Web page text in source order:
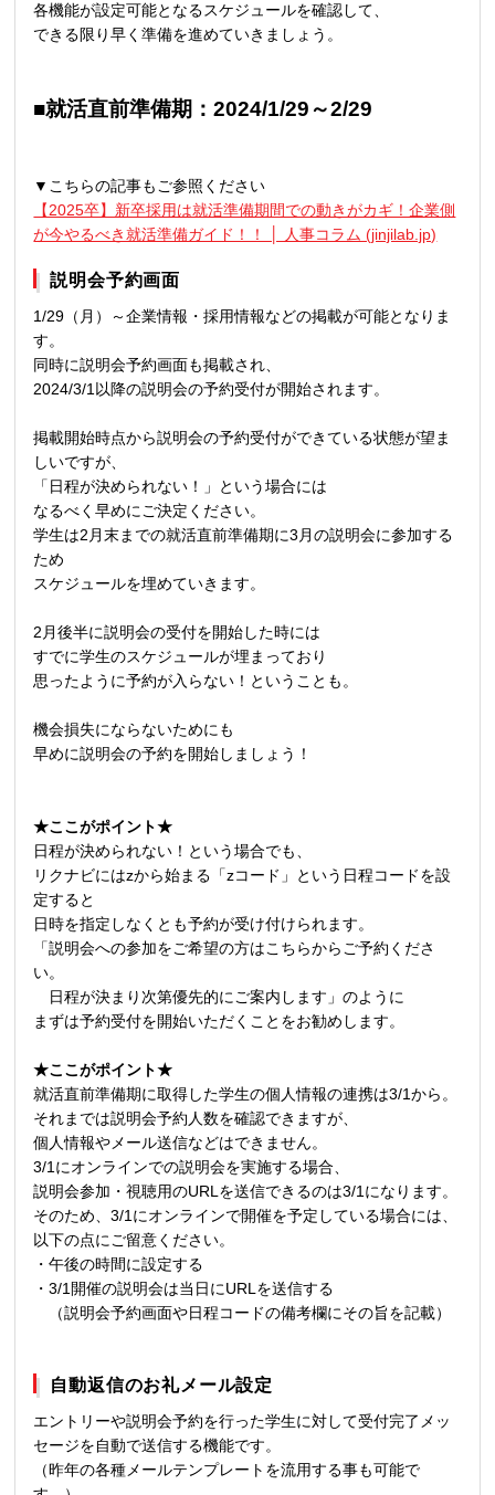
各機能が設定可能となるスケジュールを確認して、
できる限り早く準備を進めていきましょう。
■就活直前準備期：2024/1/29～2/29
▼こちらの記事もご参照ください
【2025卒】新卒採用は就活準備期間での動きがカギ！企業側
が今やるべき就活準備ガイド！！ │ 人事コラム (jinjilab.jp)
説明会予約画面
1/29（月）～企業情報・採用情報などの掲載が可能となりま
す。
同時に説明会予約画面も掲載され、
2024/3/1以降の説明会の予約受付が開始されます。
掲載開始時点から説明会の予約受付ができている状態が望ま
しいですが、
「日程が決められない！」という場合には
なるべく早めにご決定ください。
学生は2月末までの就活直前準備期に3月の説明会に参加する
ため
スケジュールを埋めていきます。
2月後半に説明会の受付を開始した時には
すでに学生のスケジュールが埋まっており
思ったように予約が入らない！ということも。
機会損失にならないためにも
早めに説明会の予約を開始しましょう！
★ここがポイント★
日程が決められない！という場合でも、
リクナビにはzから始まる「zコード」という日程コードを設
定すると
日時を指定しなくとも予約が受け付けられます。
「説明会への参加をご希望の方はこちらからご予約くださ
い。
日程が決まり次第優先的にご案内します」のように
まずは予約受付を開始いただくことをお勧めします。
★ここがポイント★
就活直前準備期に取得した学生の個人情報の連携は3/1から。
それまでは説明会予約人数を確認できますが、
個人情報やメール送信などはできません。
3/1にオンラインでの説明会を実施する場合、
説明会参加・視聴用のURLを送信できるのは3/1になります。
そのため、3/1にオンラインで開催を予定している場合には、
以下の点にご留意ください。
・午後の時間に設定する
・3/1開催の説明会は当日にURLを送信する
（説明会予約画面や日程コードの備考欄にその旨を記載）
自動返信のお礼メール設定
エントリーや説明会予約を行った学生に対して受付完了メッ
セージを自動で送信する機能です。
（昨年の各種メールテンプレートを流用する事も可能で